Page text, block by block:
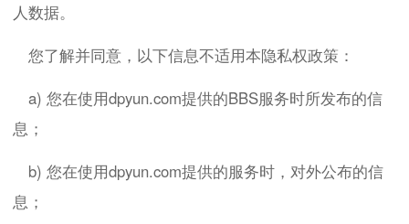
人数据。
您了解并同意，以下信息不适用本隐私权政策：
a) 您在使用dpyun.com提供的BBS服务时所发布的信
息；
b) 您在使用dpyun.com提供的服务时，对外公布的信
息；